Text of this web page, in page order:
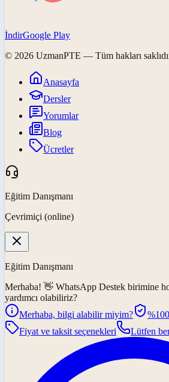
İndirGoogle Play
© 2026 UzmanPTE — Tüm hakları
Anasayfa
Dersler
Yorumlar
Blog
Ücretler
Eğitim Danışmanı
Çevrimiçi (online)
Eğitim Danışmanı
Merhaba! 👋 WhatsApp Destek birimine
yardımcı olabiliriz?
Merhaba, bilgi alabilir miyim?
Fiyat ve taksit seçenekleri
Lütfen